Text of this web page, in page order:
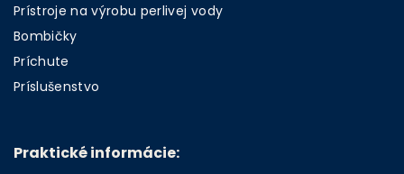
Prístroje na výrobu perlivej vody
Bombičky
Príchute
Príslušenstvo
Praktické informácie: